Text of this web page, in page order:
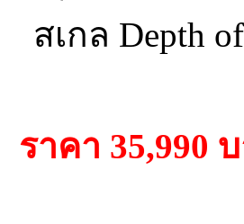
สเกล Depth
ราคา 35,990